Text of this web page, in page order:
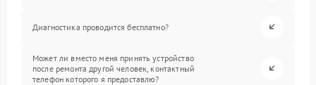
Диагностика проводится бесплатно?
Может ли вместо меня принять устройство
после ремонта другой человек, контактный
телефон которого я предоставлю?